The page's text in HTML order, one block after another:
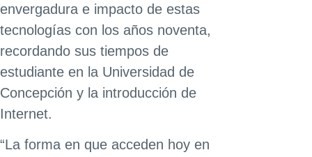
envergadura e impacto de estas
tecnologías con los años noventa,
recordando sus tiempos de
estudiante en la Universidad de
Concepción y la introducción de
Internet.
“La forma en que acceden hoy en